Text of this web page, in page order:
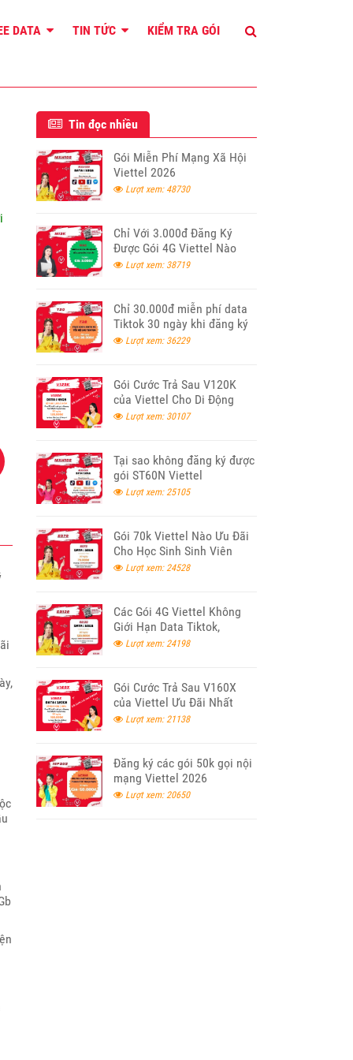
DATA TIN TỨC KIỂM TRA GÓI
Tin đọc nhiều
Gói Miễn Phí Mạng Xã Hội
Viettel 2026
Lượt xem: 48730
Chỉ Với 3.000đ Đăng Ký
Được Gói 4G Viettel Nào
Lượt xem: 38719
Chỉ 30.000đ miễn phí data
Tiktok 30 ngày khi đăng ký
T30 Viettel
Lượt xem: 36229
Gói Cước Trả Sau V120K
của Viettel Cho Di Động
Lượt xem: 30107
Tại sao không đăng ký được
gói ST60N Viettel
Lượt xem: 25105
Gói 70k Viettel Nào Ưu Đãi
Cho Học Sinh Sinh Viên
2026Lượt xem: 24528
Các Gói 4G Viettel Không
Giới Hạn Data Tiktok,
Youtube, Facebook 2026
Lượt xem: 24198
Gói Cước Trả Sau V160X
của Viettel Ưu Đãi Nhất
Lượt xem: 21138
Đăng ký các gói 50k gọi nội
mạng Viettel 2026
Lượt xem: 20650